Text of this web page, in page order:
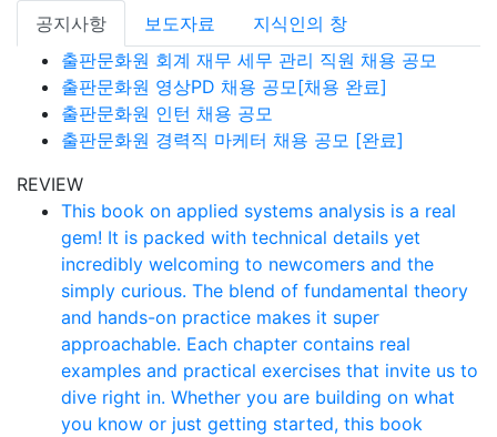
공지사항
보도자료
지식인의 창
출판문화원 회계 재무 세무 관리 직원 채용 공모
출판문화원 영상PD 채용 공모[채용 완료]
출판문화원 인턴 채용 공모
출판문화원 경력직 마케터 채용 공모 [완료]
REVIEW
This book on applied systems analysis is a real
gem! It is packed with technical details yet
incredibly welcoming to newcomers and the
simply curious. The blend of fundamental theory
and hands-on practice makes it super
approachable. Each chapter contains real
examples and practical exercises that invite us to
dive right in. Whether you are building on what
you know or just getting started, this book